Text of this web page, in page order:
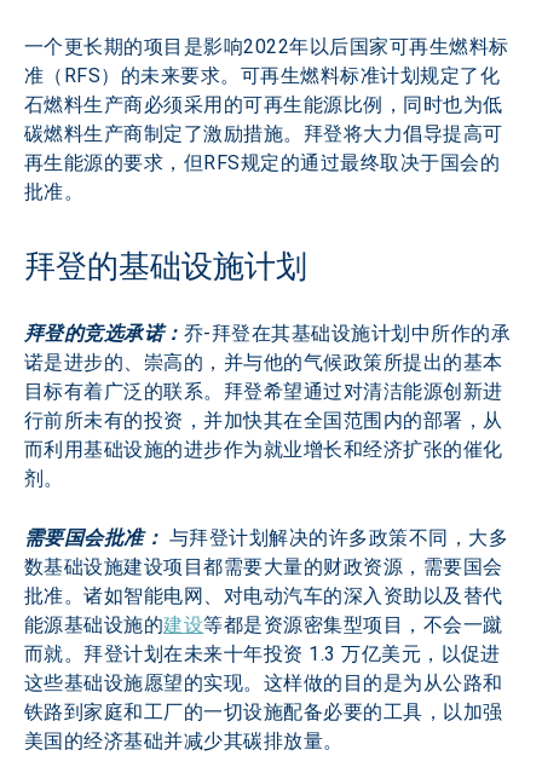
一个更长期的项目是影响2022年以后国家可再生燃料标
准（RFS）的未来要求。可再生燃料标准计划规定了化
石燃料生产商必须采用的可再生能源比例，同时也为低
碳燃料生产商制定了激励措施。拜登将大力倡导提高可
再生能源的要求，但RFS规定的通过最终取决于国会的
批准。
拜登的基础设施计划
拜登的竞选承诺： 乔-拜登在其基础设施计划中所作的承
诺是进步的、崇高的，并与他的气候政策所提出的基本
目标有着广泛的联系。拜登希望通过对清洁能源创新进
行前所未有的投资，并加快其在全国范围内的部署，从
而利用基础设施的进步作为就业增长和经济扩张的催化
剂。
需要国会批准： 与拜登计划解决的许多政策不同，大多
数基础设施建设项目都需要大量的财政资源，需要国会
批准。诸如智能电网、对电动汽车的深入资助以及替代
能源基础设施的建设等都是资源密集型项目，不会一蹴
而就。拜登计划在未来十年投资 1.3 万亿美元，以促进
这些基础设施愿望的实现。这样做的目的是为从公路和
铁路到家庭和工厂的一切设施配备必要的工具，以加强
美国的经济基础并减少其碳排放量。